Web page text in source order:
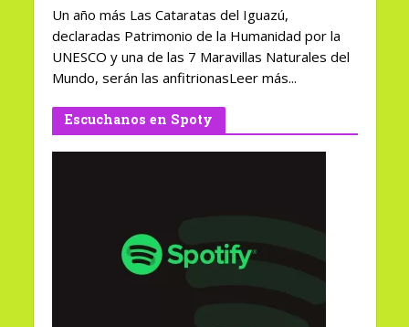
Un año más Las Cataratas del Iguazú,
declaradas Patrimonio de la Humanidad por la
UNESCO y una de las 7 Maravillas Naturales del
Mundo, serán las anfitrionasLeer más...
Escuchanos en Spoty